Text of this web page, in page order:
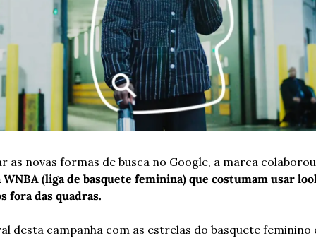
WNBA (liga de basquete feminina) que costumam usar
fora das quadras.
desta campanha com as estrelas do basquete feminino